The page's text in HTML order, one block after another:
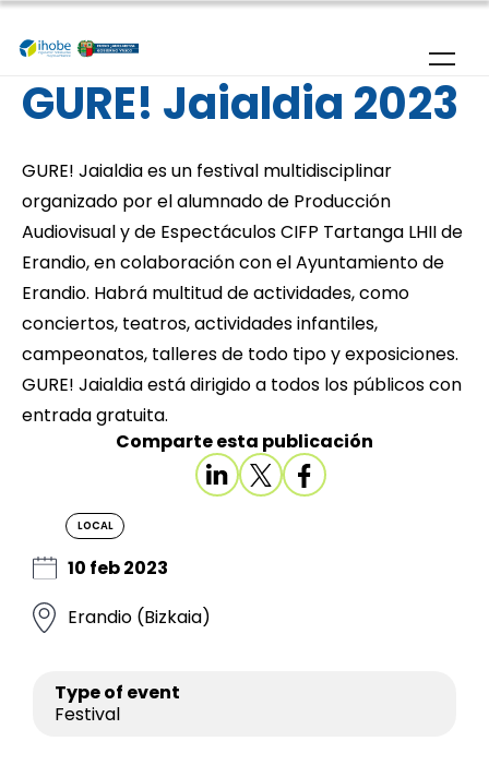
Skip to main content
GURE! Jaialdia 2023
GURE! Jaialdia es un festival multidisciplinar
organizado por el alumnado de Producción
Audiovisual y de Espectáculos CIFP Tartanga LHII de
Erandio, en colaboración con el Ayuntamiento de
Erandio. Habrá multitud de actividades, como
conciertos, teatros, actividades infantiles,
campeonatos, talleres de todo tipo y exposiciones.
GURE! Jaialdia está dirigido a todos los públicos con
entrada gratuita.
Comparte esta publicación
LOCAL
10 feb 2023
Erandio (Bizkaia)
Type of event
Festival